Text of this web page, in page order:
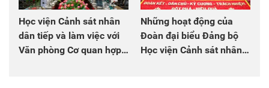
Học viện Cảnh sát nhân
dân tiếp và làm việc với
Văn phòng Cơ quan hợp
Những hoạt động của
Đoàn đại biểu Đảng bộ
Học viện Cảnh sát nhân